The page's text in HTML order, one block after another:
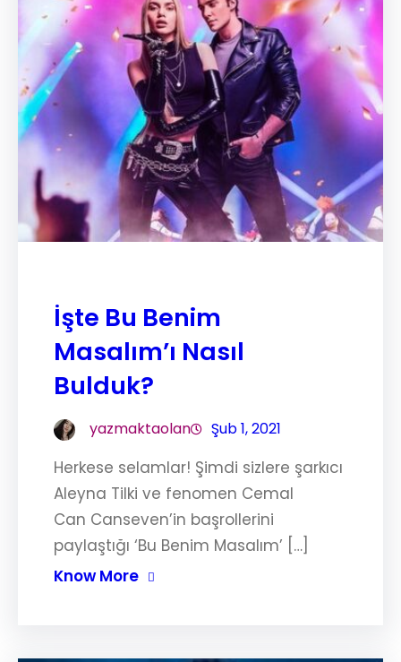
İşte Bu Benim
Masalım’ı Nasıl
Bulduk?
yazmaktaolan Şub 1, 2021
Herkese selamlar! Şimdi sizlere şarkıcı
Aleyna Tilki ve fenomen Cemal
Can Canseven’in başrollerini
paylaştığı ‘Bu Benim Masalım’ […]
Know More